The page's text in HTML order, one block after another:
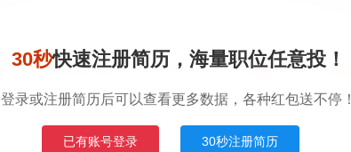
30秒快速注册简历，海量职位任意投！
登录或注册简历后可以查看更多数据，各种红包送不停！
已有账号登录 30秒注册简历